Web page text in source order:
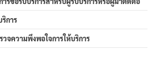
การ
วจความพึงพอใจการให้บริการ